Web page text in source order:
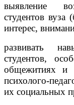
выявление
студентов вуза
интерес,
развивать
студентов,
общежитиях и
психолого-
их социальных